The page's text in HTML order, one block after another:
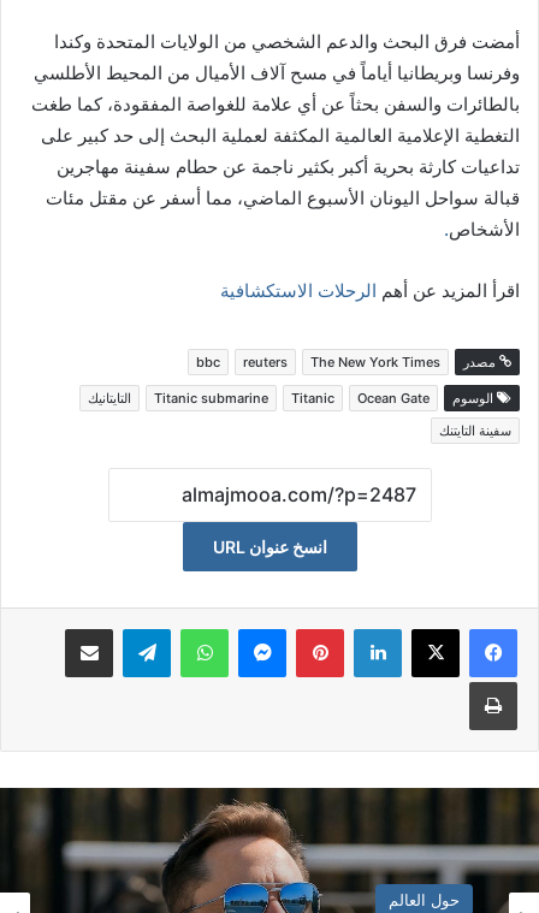
أمضت فرق البحث والدعم الشخصي من الولايات المتحدة وكندا
وفرنسا وبريطانيا أياماً في مسح آلاف الأميال من المحيط الأطلسي
بالطائرات والسفن بحثاً عن أي علامة للغواصة المفقودة، كما طغت
التغطية الإعلامية العالمية المكثفة لعملية البحث إلى حد كبير على
تداعيات كارثة بحرية أكبر بكثير ناجمة عن حطام سفينة مهاجرين
قبالة سواحل اليونان الأسبوع الماضي، مما أسفر عن مقتل مئات
الأشخاص.
اقرأ المزيد عن أهم الرحلات الاستكشافية
مصدر The New York Times
reuters
bbc
الوسوم Ocean Gate
Titanic
Titanic submarine
التايتانيك
سفينة التايتنك
انسخ عنوان URL
لينكدإن بينتيريستماسنجر واتساب تيلقرام مشاكة بواسطة البريد الالكتروني
طباعة
حول العالم